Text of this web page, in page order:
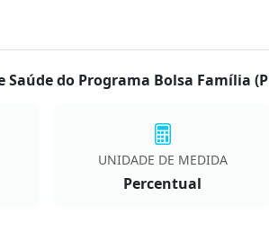
do Programa Bolsa Família
UNIDADE DE MEDIDA
Percentual